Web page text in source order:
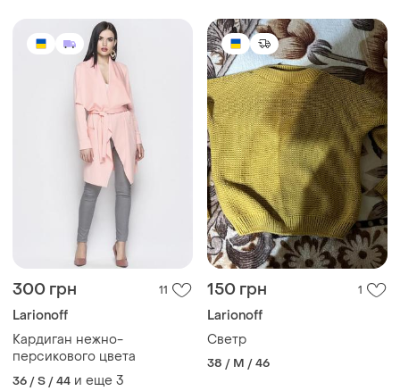
300 грн 11
Larionoff
Кардиган нежно-
персикового цвета
36 / S / 44 и еще 3
150 грн 1
Larionoff
Светр
38 / M / 46